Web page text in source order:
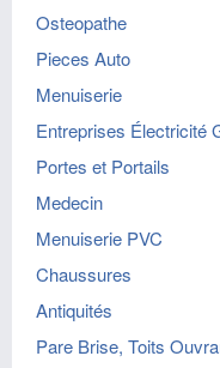
Osteopathe
Pieces Auto
Menuiserie
Entreprises Électricité
Portes et Portails
Medecin
Menuiserie PVC
Chaussures
Antiquités
Pare Brise, Toits